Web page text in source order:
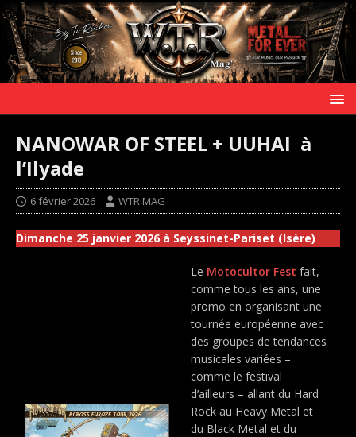
NANOWAR OF STEEL + UUHAI à
l’Ilyade
6 février 2026 WTR MAG
Dimanche 25 janvier 2026 à Seyssinet-Pariset (Isère)
Le Motocultor Fest fait,
comme tous les ans, une
promo en organisant une
tournée européenne avec
des groupes de tendances
musicales variées –
comme le festival
d’ailleurs – allant du Hard
Rock au Heavy Metal et
du Black Metal et du